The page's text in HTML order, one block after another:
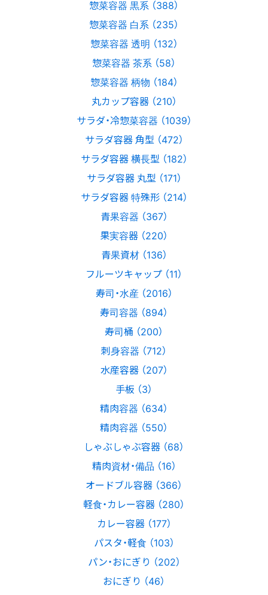
惣菜容器 黒系 （388）
惣菜容器 白系 （235）
惣菜容器 透明 （132）
惣菜容器 茶系 （58）
惣菜容器 柄物 （184）
丸カップ容器 （210）
サラダ・冷惣菜容器 （1039）
サラダ容器 角型 （472）
サラダ容器 横長型 （182）
サラダ容器 丸型 （171）
サラダ容器 特殊形 （214）
青果容器 （367）
果実容器 （220）
青果資材 （136）
フルーツキャップ （11）
寿司・水産 （2016）
寿司容器 （894）
寿司桶 （200）
刺身容器 （712）
水産容器 （207）
手板 （3）
精肉容器 （634）
精肉容器 （550）
しゃぶしゃぶ容器 （68）
精肉資材・備品 （16）
オードブル容器 （366）
軽食・カレー容器 （280）
カレー容器 （177）
パスタ・軽食 （103）
パン・おにぎり （202）
おにぎり （46）